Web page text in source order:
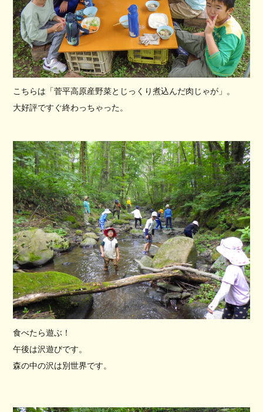
こちらは「菅平高原産野菜とじっくり煮込んだ肉じゃが」。
大好評ですぐ終わっちゃった。
食べたら遊ぶ！
午後は沢遊びです。
森の中の沢は別世界です。